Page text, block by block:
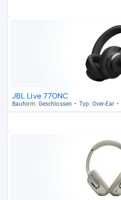
JBL Live 770NC
Bau­form: Geschlos­sen Typ: Over-​Ear